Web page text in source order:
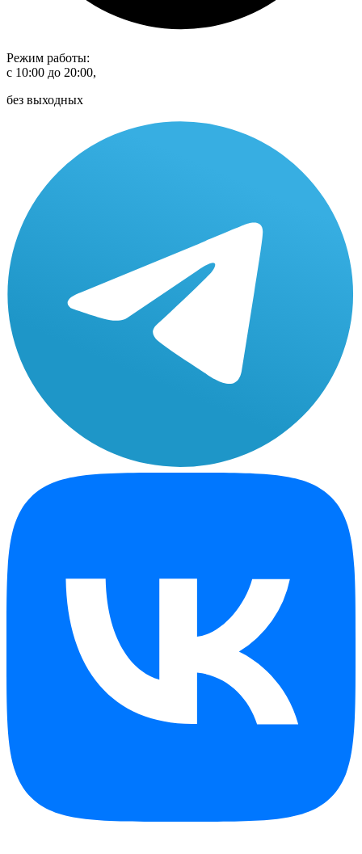
Режим работы:
с 10:00 до 20:00,
без выходных